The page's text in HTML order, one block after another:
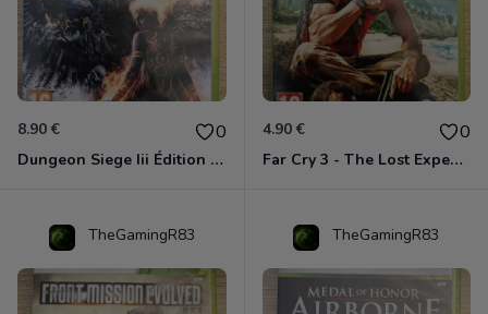
8.90 € 0
Dungeon Siege Iii Édition Limitée - Vf Intégrale Xbox 360
4.90 € 0
Far Cry 3 - The Lost Expeditions - Edition Spéciale Xbox 360
TheGamingR83 TheGamingR83